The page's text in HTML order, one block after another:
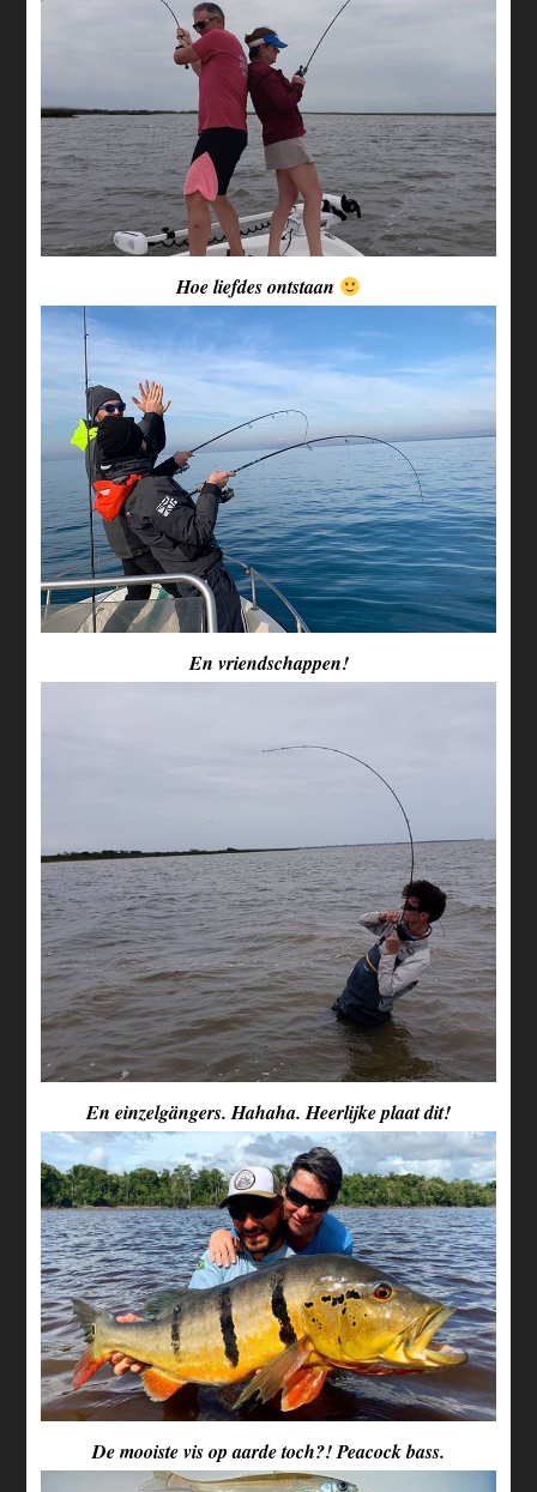
Hoe liefdes ontstaan
En vriendschappen!
En einzelgängers. Hahaha. Heerlijke plaat dit!
De mooiste vis op aarde toch?! Peacock bass.